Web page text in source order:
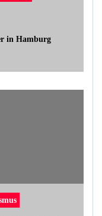
in Hamburg